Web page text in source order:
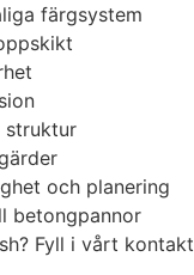
färgsystem
struktur
och planering
betongpannor
Fyll i vårt